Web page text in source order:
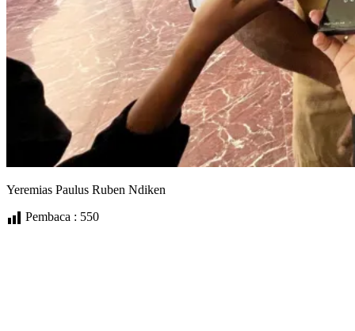
Yeremias Paulus Ruben Ndiken
Pembaca : 550